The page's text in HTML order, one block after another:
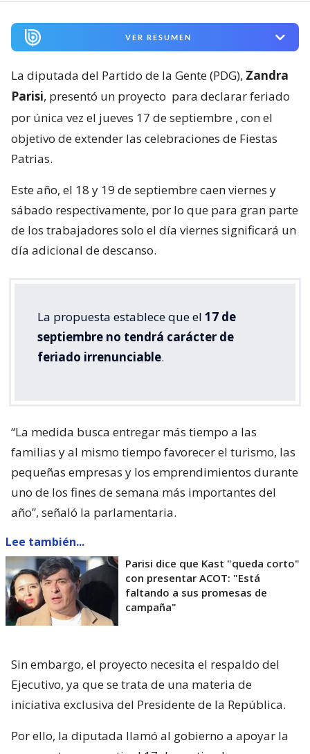
VER RESUMEN
La diputada del Partido de la Gente (PDG), Zandra
Parisi, presentó un proyecto para declarar feriado
por única vez el jueves 17 de septiembre , con el
objetivo de extender las celebraciones de Fiestas
Patrias.
Este año, el 18 y 19 de septiembre caen viernes y
sábado respectivamente, por lo que para gran parte
de los trabajadores solo el día viernes significará un
día adicional de descanso.
La propuesta establece que el 17 de
septiembre no tendrá carácter de
feriado irrenunciable.
“La medida busca entregar más tiempo a las
familias y al mismo tiempo favorecer el turismo, las
pequeñas empresas y los emprendimientos durante
uno de los fines de semana más importantes del
año”, señaló la parlamentaria.
Lee también...
Parisi dice que Kast "queda corto"
con presentar ACOT: "Está
faltando a sus promesas de
campaña"
Sin embargo, el proyecto necesita el respaldo del
Ejecutivo, ya que se trata de una materia de
iniciativa exclusiva del Presidente de la República.
Por ello, la diputada llamó al gobierno a apoyar la